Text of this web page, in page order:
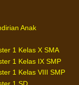
Anak
1 Kelas X SMA
1 Kelas IX SMP
1 Kelas VIII SMP
1 SD